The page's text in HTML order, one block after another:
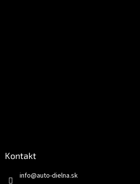
Kontakt
info@auto-dielna.sk